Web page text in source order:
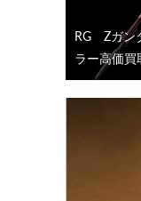
RG Ζガン
ラー高価買